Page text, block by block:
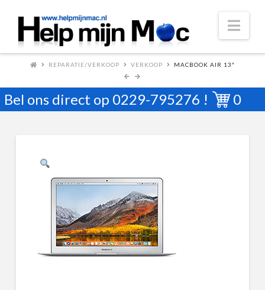
REPARATIE/VERKOOP VERKOOP MACBOOK AIR 13″
Bel ons direct op 0229-795276 ! 0